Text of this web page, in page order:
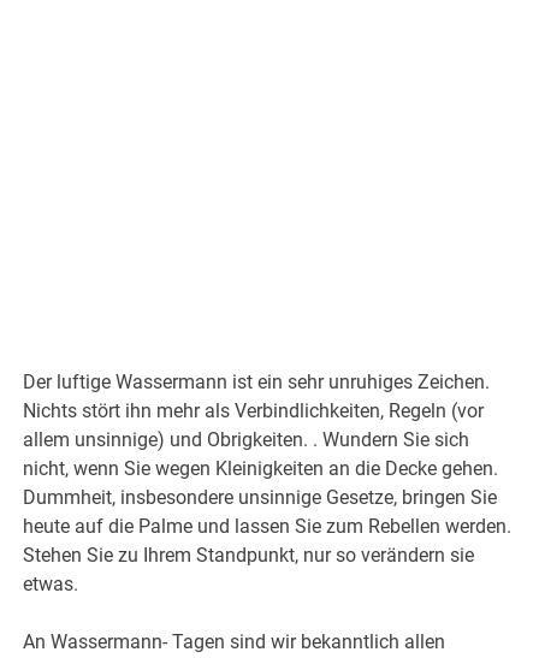
Der luftige Wassermann ist ein sehr unruhiges Zeichen.
Nichts stört ihn mehr als Verbindlichkeiten, Regeln (vor
allem unsinnige) und Obrigkeiten. . Wundern Sie sich
nicht, wenn Sie wegen Kleinigkeiten an die Decke gehen.
Dummheit, insbesondere unsinnige Gesetze, bringen Sie
heute auf die Palme und lassen Sie zum Rebellen werden.
Stehen Sie zu Ihrem Standpunkt, nur so verändern sie
etwas.
An Wassermann- Tagen sind wir bekanntlich allen